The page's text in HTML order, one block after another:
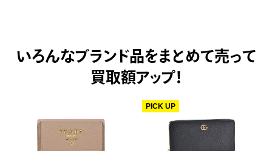
いろんなブランド品をまとめて売って
買取額アップ！
PICK UP